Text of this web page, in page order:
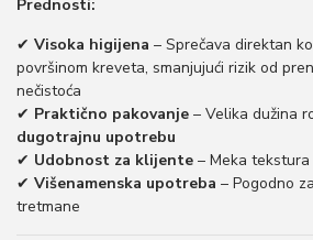
Prednosti:
✔ Visoka higijena – Sprečava direktan
površinom kreveta, smanjujući rizik od
nečistoća
✔ Praktično pakovanje – Velika dužina
dugotrajnu upotrebu
✔ Udobnost za klijente – Meka
✔ Višenamenska upotreba – Pogodno
tretmane